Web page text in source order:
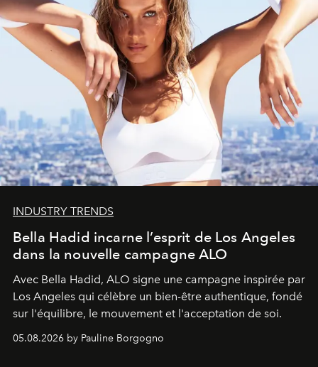
INDUSTRY TRENDS
Bella Hadid incarne l’esprit de Los Angeles
dans la nouvelle campagne ALO
Avec Bella Hadid, ALO signe une campagne inspirée par
Los Angeles qui célèbre un bien-être authentique, fondé
sur l'équilibre, le mouvement et l'acceptation de soi.
05.08.2026 by Pauline Borgogno